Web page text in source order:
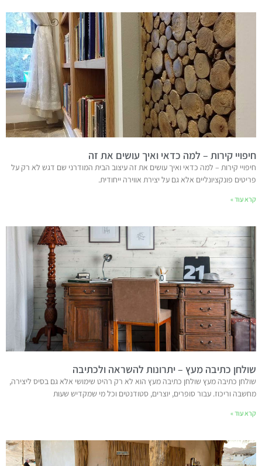
חיפויי קירות – למה כדאי ואיך עושים את זה
חיפויי קירות – למה כדאי ואיך עושים את זה עיצוב הבית המודרני שם דגש לא רק על
פריטים פונקציונליים אלא גם על יצירת אווירה ייחודית.
קרא עוד »
שולחן כתיבה מעץ – יתרונות להשראה ולכתיבה
שולחן כתיבה מעץ שולחן כתיבה מעץ הוא לא רק רהיט שימושי אלא גם בסיס ליצירה,
מחשבה וריכוז. עבור סופרים, יוצרים, סטודנטים וכל מי שמקדיש שעות
קרא עוד »